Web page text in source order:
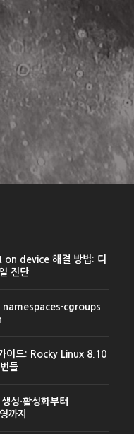
device 해결 방법: 디
진단
namespaces·cgroups
이드: Rocky Linux 8.10
들
성·활성화부터
까지